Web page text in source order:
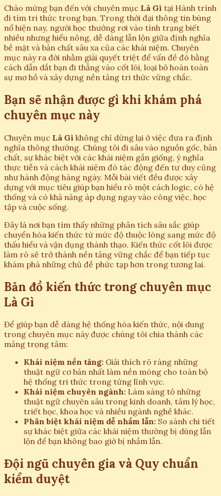
Chào mừng bạn đến với chuyên mục Là Gì tại Hành trình
đi tìm tri thức trong bạn. Trong thời đại thông tin bùng
nổ hiện nay, người học thường rơi vào tình trạng biết
nhiều nhưng hiểu nông, dễ dàng lẫn lộn giữa định nghĩa
bề mặt và bản chất sâu xa của các khái niệm. Chuyên
mục này ra đời nhằm giải quyết triệt để vấn đề đó bằng
cách dẫn dắt bạn đi thẳng vào cốt lõi, loại bỏ hoàn toàn
sự mơ hồ và xây dựng nền tảng tri thức vững chắc.
Bạn sẽ nhận được gì khi khám phá
chuyên mục này
Chuyên mục Là Gì không chỉ dừng lại ở việc đưa ra định
nghĩa thông thường. Chúng tôi đi sâu vào nguồn gốc, bản
chất, sự khác biệt với các khái niệm gần giống, ý nghĩa
thực tiễn và cách khái niệm đó tác động đến tư duy cũng
như hành động hàng ngày. Mỗi bài viết đều được xây
dựng với mục tiêu giúp bạn hiểu rõ một cách logic, có hệ
thống và có khả năng áp dụng ngay vào công việc, học
tập và cuộc sống.
Đây là nơi bạn tìm thấy những phân tích sâu sắc giúp
chuyển hóa kiến thức từ mức độ thuộc lòng sang mức độ
thấu hiểu và vận dụng thành thạo. Kiến thức cốt lõi được
làm rõ sẽ trở thành nền tảng vững chắc để bạn tiếp tục
khám phá những chủ đề phức tạp hơn trong tương lai.
Bản đồ kiến thức trong chuyên mục
Là Gì
Để giúp bạn dễ dàng hệ thống hóa kiến thức, nội dung
trong chuyên mục này được chúng tôi chia thành các
mảng trọng tâm:
Khái niệm nền tảng: Giải thích rõ ràng những
thuật ngữ cơ bản nhất làm nền móng cho toàn bộ
hệ thống tri thức trong từng lĩnh vực.
Khái niệm chuyên ngành: Làm sáng tỏ những
thuật ngữ chuyên sâu trong kinh doanh, tâm lý học,
triết học, khoa học và nhiều ngành nghề khác.
Phân biệt khái niệm dễ nhầm lẫn: So sánh chi tiết
sự khác biệt giữa các khái niệm thường bị dùng lẫn
lộn để bạn không bao giờ bị nhầm lẫn.
Đội ngũ chuyên gia và Quy chuẩn
kiểm duyệt